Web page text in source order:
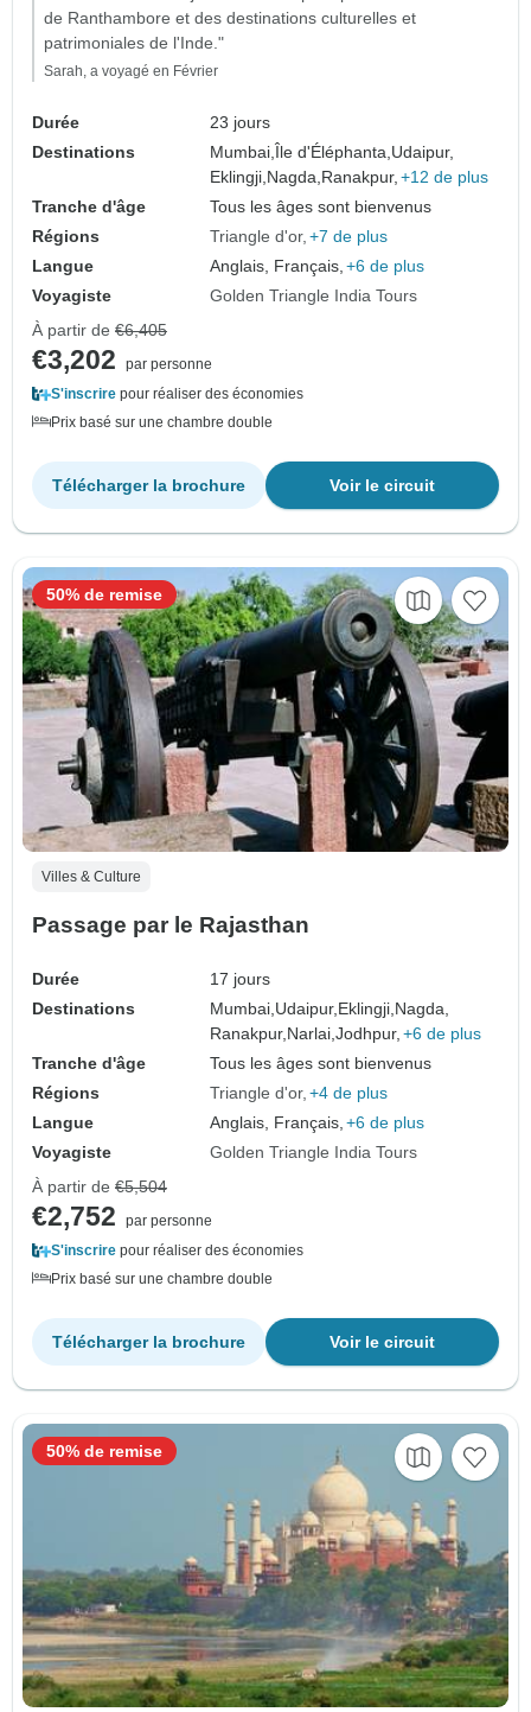
de Ranthambore et des destinations culturelles et
patrimoniales de l'Inde."
Sarah, a voyagé en Février
Durée
23 jours
Destinations
Mumbai,Île d'Éléphanta,Udaipur,
Eklingji,Nagda,Ranakpur, +12 de plus
Tranche d'âge
Tous les âges sont bienvenus
Régions
Triangle d'or +7 de plus
Langue
Anglais, Français, +6 de plus
Voyagiste
Golden Triangle India Tours
À partir de €6,405
€3,202
par personne
S'inscrire pour réaliser des économies
Prix basé sur une chambre double
Voir le circuit
Télécharger la brochure
Villes & Culture
Passage par le Rajasthan
Durée
17 jours
Destinations
Mumbai, Udaipur, Eklingji, Nagda,
Ranakpur, Narlai,Jodhpur, +6 de plus
Tranche d'âge
Tous les âges sont bienvenus
Régions
Triangle d'or +4 de plus
Langue
Anglais, Français, +6 de plus
Voyagiste
Golden Triangle India Tours
50% de remise
À partir de €5,504
€2,752
par personne
S'inscrire pour réaliser des économies
Prix basé sur une chambre double
Voir le circuit
Télécharger la brochure
50% de remise